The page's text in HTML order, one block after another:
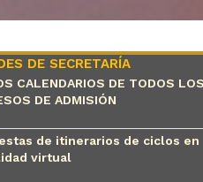
DE SECRETARÍA
CALENDARIOS DE TODOS LOS
DE ADMISIÓN
de itinerarios de ciclos en
virtual